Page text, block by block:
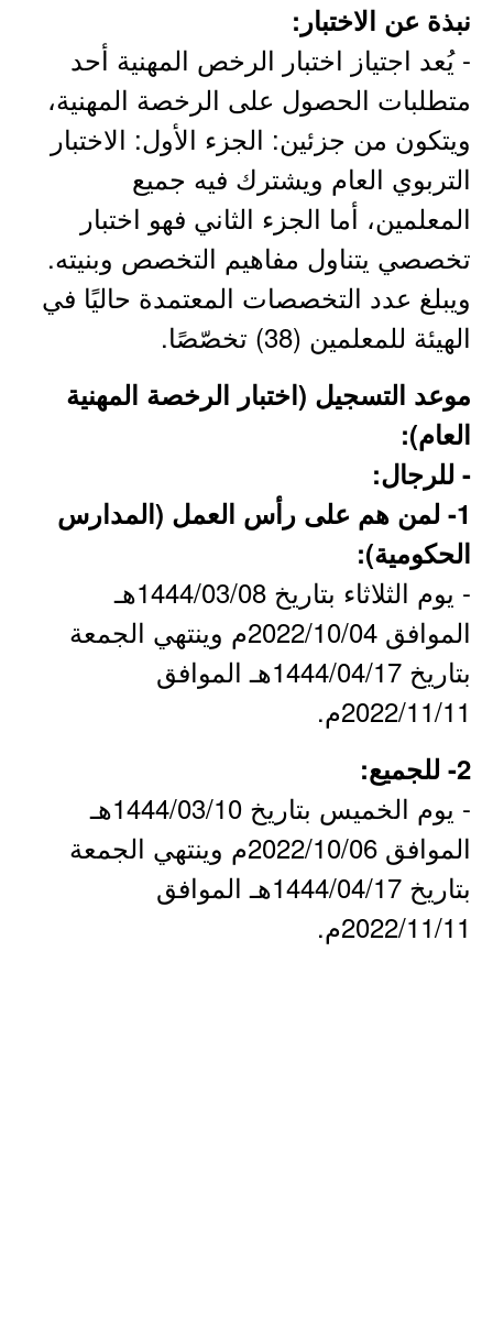
نبذة عن الاختبار:
- ​​​​​يُعد اجتياز اختبار الرخص المهنية أحد
متطلبات الحصول على الرخصة المهنية،
ويتكون من جزئين: الجزء الأول: الاختبار
التربوي العام ويشترك فيه جميع
المعلمين، أما الجزء الثاني فهو اختبار
تخصصي يتناول مفاهيم التخصص وبنيته.
ويبلغ عدد التخصصات المعتمدة حاليًا في
الهيئة للمعلمين (38​​) تخصّصًا.​
موعد التسجيل (اختبار الرخصة المهنية
العام):
- للرجال:
1- لمن هم على رأس العمل (المدارس
الحكومية):
- يوم الثلاثاء بتاريخ 1444/03/08هـ
الموافق 2022/10/04م وينتهي الجمعة
بتاريخ 1444/04/17هـ الموافق
2022/11/11م.
2- للجميع:
- يوم الخميس بتاريخ 1444/03/10هـ
الموافق 2022/10/06م وينتهي الجمعة
بتاريخ 1444/04/17هـ الموافق
2022/11/11م.